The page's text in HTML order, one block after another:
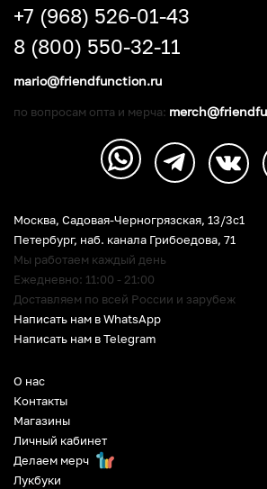
О нас
Контакты
Магазины
Личный кабинет
Делаем мерч
Лукбуки
Москва, Садовая-Черногрязская, 13/3c1
Петербург, наб. канала Грибоедова, 71
Мы работаем каждый день
Ежедневно: 11:00 - 21:00
Доставляем по всей России и зарубеж
Написать нам в WhatsApp
Написать нам в Telegram
+7 (968) 526-01-43
8 (800) 550-32-11
mario@friendfunction.ru
по вопросам опта и мерча: